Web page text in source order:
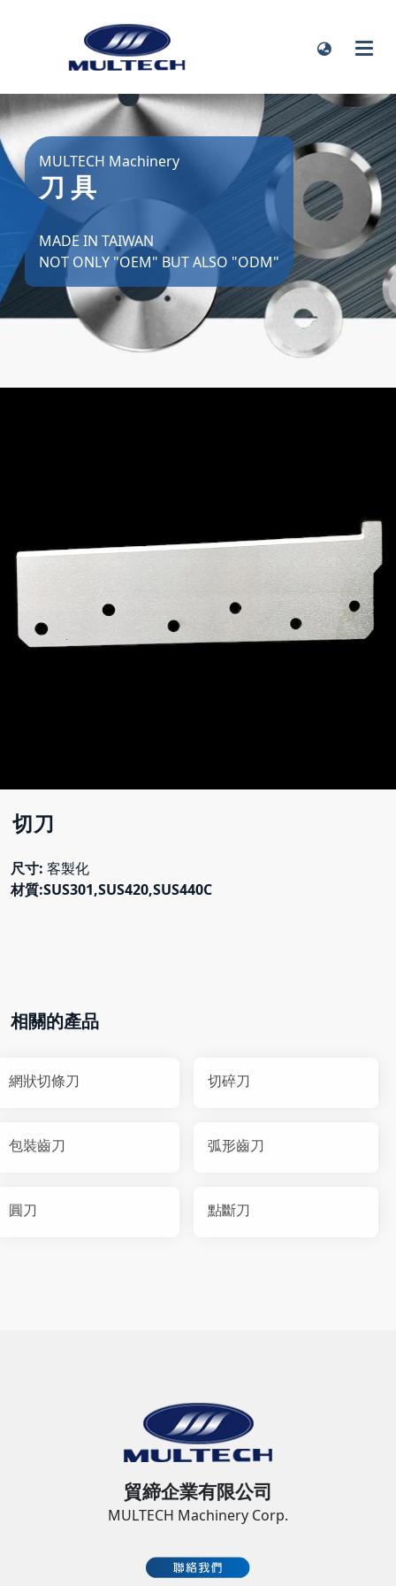
MULTECH Machinery
刀 具
MADE IN TAIWAN
NOT ONLY "OEM" BUT ALSO "ODM"
切刀
尺寸: 客製化
材質:SUS301,SUS420,SUS440C
相關的產品
網狀切條刀 切碎刀
包裝齒刀 弧形齒刀
圓刀 點斷刀
貿締企業有限公司
MULTECH Machinery Corp.